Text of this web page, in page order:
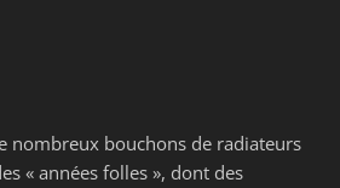
nombreux bouchons de radiateurs
« années folles », dont des